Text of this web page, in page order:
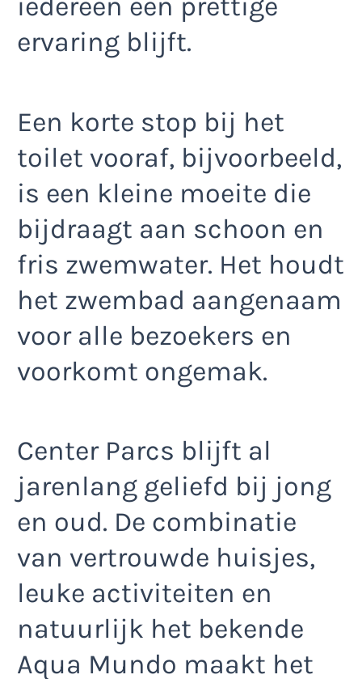
iedereen een prettige
ervaring blijft.
Een korte stop bij het
toilet vooraf, bijvoorbeeld,
is een kleine moeite die
bijdraagt aan schoon en
fris zwemwater. Het houdt
het zwembad aangenaam
voor alle bezoekers en
voorkomt ongemak.
Center Parcs blijft al
jarenlang geliefd bij jong
en oud. De combinatie
van vertrouwde huisjes,
leuke activiteiten en
natuurlijk het bekende
Aqua Mundo maakt het